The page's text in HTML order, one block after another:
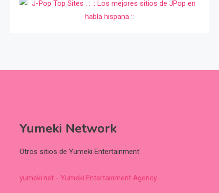
Yumeki Network
Otros sitios de Yumeki Entertainment:
yumeki.net - Yumeki Entertainment Agency